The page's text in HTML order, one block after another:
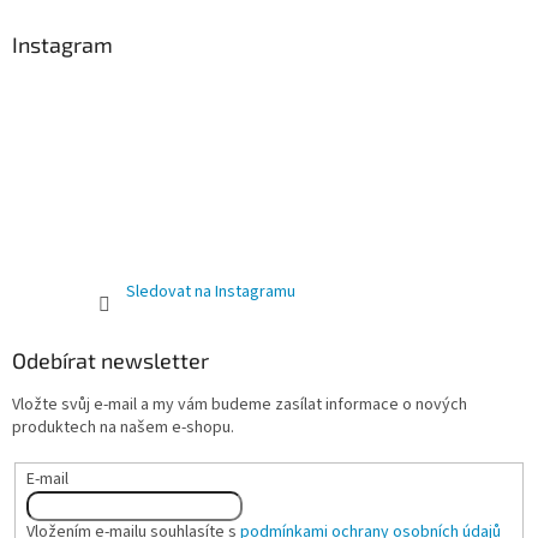
Instagram
Sledovat na Instagramu
Odebírat newsletter
Vložte svůj e-mail a my vám budeme zasílat informace o nových
produktech na našem e-shopu.
E-mail
Vložením e-mailu souhlasíte s podmínkami ochrany osobních údajů